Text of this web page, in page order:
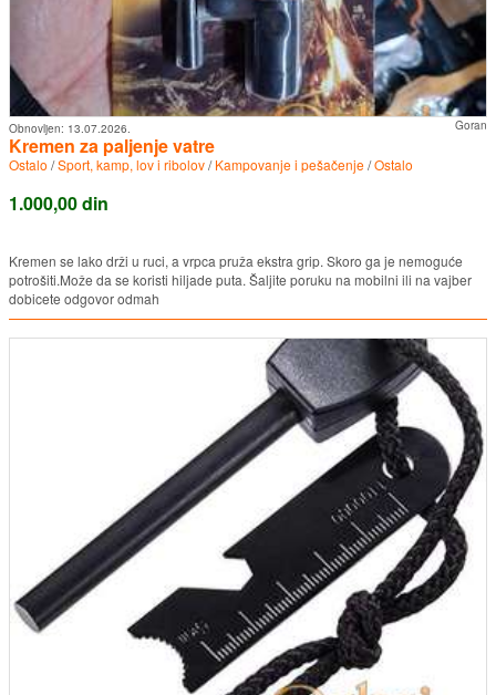
Goran
Obnovljen: 13.07.2026.
Kremen za paljenje vatre
Ostalo /Sport, kamp, lov i ribolov/Kampovanje i pešačenje/Ostalo
1.000,00 din
Kremen se lako drži u ruci, a vrpca pruža ekstra grip. Skoro ga je nemoguće
potrošiti.Može da se koristi hiljade puta. Šaljite poruku na mobilni ili na vajber
dobicete odgovor odmah